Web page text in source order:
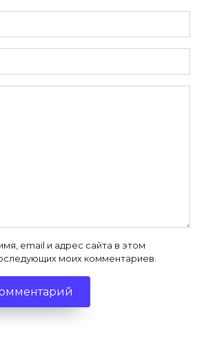
email и адрес сайта в этом
моих комментариев.